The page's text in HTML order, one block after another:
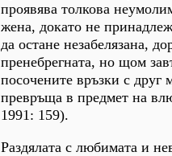
проявява толкова
жена, докато не
да остане незабелязана,
пренебрегната, но щом
посочените връзки с друг
превръща в предмет на
1991: 159).
Раздялата с любимата и